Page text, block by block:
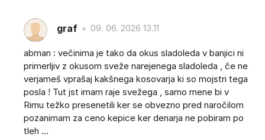
graf 09. 06. 2026 13.11
abman : večinima je tako da okus sladoleda v banjici ni
primerljiv z okusom sveže narejenega sladoleda , če ne
verjameš vprašaj kakšnega kosovarja ki so mojstri tega
posla ! Tut jst imam raje svežega , samo mene bi v
Rimu težko presenetili ker se obvezno pred naročilom
pozanimam za ceno kepice ker denarja ne pobiram po
tleh ...